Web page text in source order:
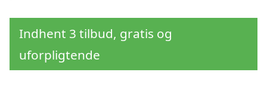
Indhent 3 tilbud, gratis og
uforpligtende